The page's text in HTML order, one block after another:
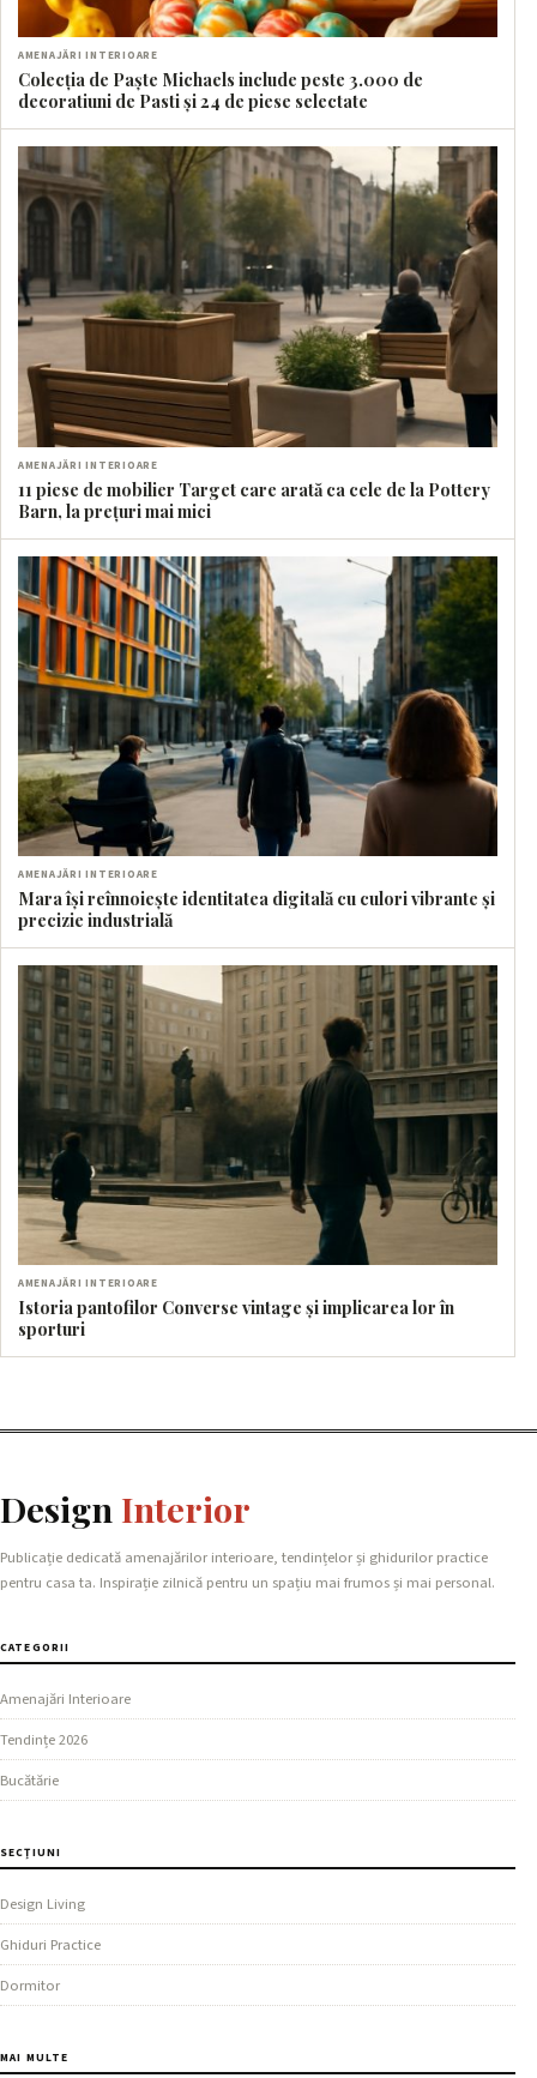
AMENAJĂRI INTERIOARE
Colecția de Paște Michaels include peste 3.000 de
decoratiuni de Pasti și 24 de piese selectate
AMENAJĂRI INTERIOARE
11 piese de mobilier Target care arată ca cele de la Pottery
Barn, la prețuri mai mici
AMENAJĂRI INTERIOARE
Mara își reînnoiește identitatea digitală cu culori vibrante și
precizie industrială
AMENAJĂRI INTERIOARE
Istoria pantofilor Converse vintage și implicarea lor în
sporturi
Design Interior
Publicație dedicată amenajărilor interioare, tendințelor și ghidurilor practice
pentru casa ta. Inspirație zilnică pentru un spațiu mai frumos și mai personal.
CATEGORII
Amenajări Interioare
Tendințe 2026
Bucătărie
SECȚIUNI
Design Living
Ghiduri Practice
Dormitor
MAI MULTE